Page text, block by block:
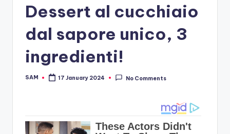
Dessert al cucchiaio
dal sapore unico, 3
ingredienti!
Posted
SAM 17 January 2024 No Comments